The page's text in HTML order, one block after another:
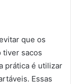
que os
tiver sacos
prática é utilizar
Essas